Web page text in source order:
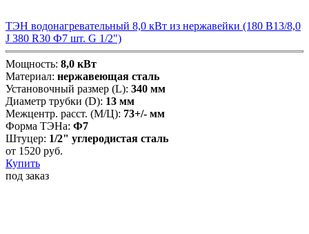
ТЭН водонагревательный 8,0 кВт из нержавейки (180 B13/8,0
J 380 R30 Ф7 шт. G 1/2")
Мощность: 8,0 кВт
Материал: нержавеющая сталь
Установочный размер (L): 340 мм
Диаметр трубки (D): 13 мм
Межцентр. расст. (М/Ц): 73+/- мм
Форма ТЭНа: Ф7
Штуцер: 1/2" углеродистая сталь
от 1520 руб.
Купить
под заказ